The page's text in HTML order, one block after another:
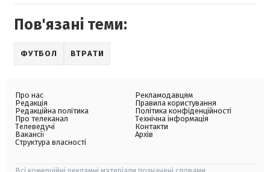
Пов'язані теми:
ФУТБОЛ ВТРАТИ
Про нас
Редакція
Редакційна політика
Про телеканал
Телеведучі
Вакансії
Структура власності
Рекламодавцям
Правила користування
Політика конфіденційності
Технічна інформація
Контакти
Архів